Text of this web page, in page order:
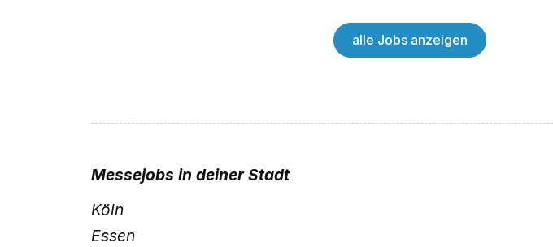
alle Jobs anzeigen
Messejobs in deiner Stadt
Köln
Essen